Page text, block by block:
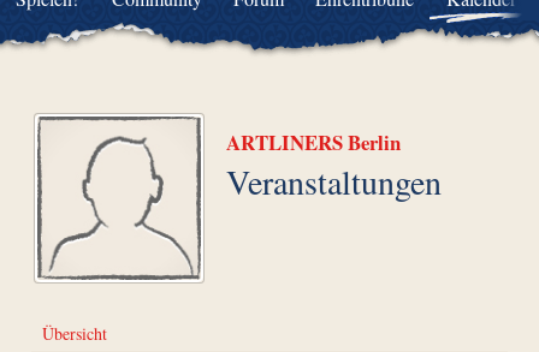
ARTLINERS Berlin
Veranstaltungen
Übersicht